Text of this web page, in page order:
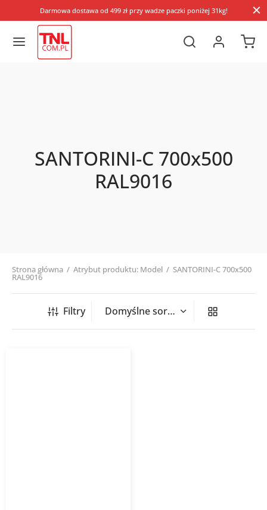
Darmowa dostawa od 499 zł przy wadze paczki poniżej 31kg!
SANTORINI-C 700x500
RAL9016
Strona główna / Atrybut produktu: Model / SANTORINI-C 700x500
RAL9016
Filtry